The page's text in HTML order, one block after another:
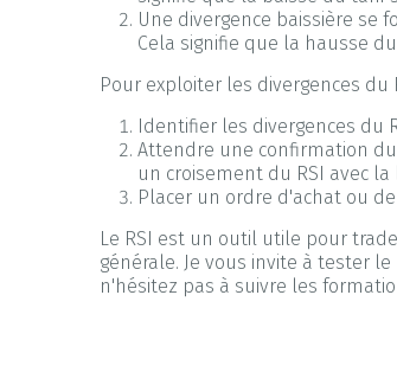
Une divergence baissière
Cela signifie que la hausse
Pour exploiter les divergences
Identifier les divergences du
Attendre une confirmation
un croisement du RSI avec la
Placer un ordre d'achat ou
Le RSI est un outil utile pour
générale. Je vous invite à tester
n'hésitez pas à suivre les